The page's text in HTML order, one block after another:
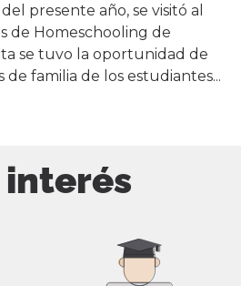
presente año, se visitó al
de Homeschooling de
se tuvo la oportunidad de
de familia de los estudiantes...